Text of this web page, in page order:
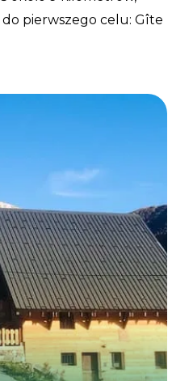
pierwszego celu: Gîte